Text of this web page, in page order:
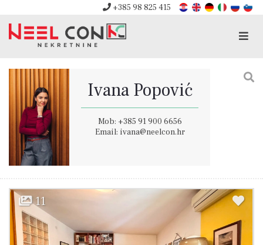
+385 98 825 415
Ivana Popović
Mob: +385 91 900 6656
Email: ivana@neelcon.hr
11